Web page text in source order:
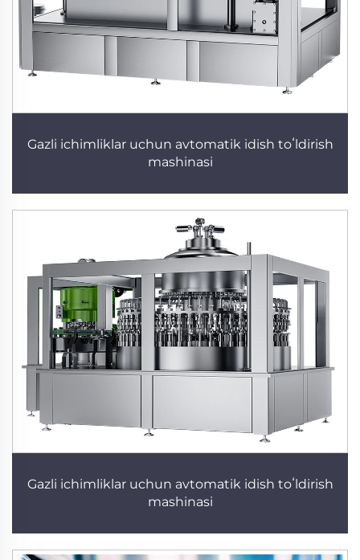
Gazli ichimliklar uchun avtomatik idish toʻldirish
mashinasi
Gazli ichimliklar uchun avtomatik idish toʻldirish
mashinasi